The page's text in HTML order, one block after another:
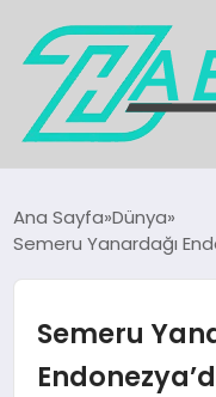
EKONOMI
MAGAZIN
Ana Sayfa Dünya
Semeru Yanardağı
Semeru